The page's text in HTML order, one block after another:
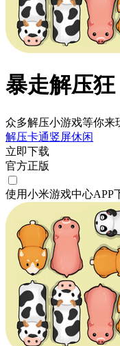
暴走解压狂
众多解压小游戏等你来
解压卡通竖屏休闲
立即下载
官方正版
使用小米游戏中心APP